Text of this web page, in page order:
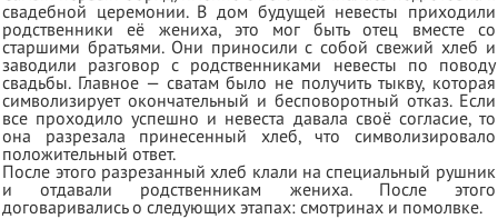
свадебной церемонии. В дом будущей невесты приходили
родственники её жениха, это мог быть отец вместе со
старшими братьями. Они приносили с собой свежий хлеб и
заводили разговор с родственниками невесты по поводу
свадьбы. Главное — сватам было не получить тыкву, которая
символизирует окончательный и бесповоротный отказ. Если
все проходило успешно и невеста давала своё согласие, то
она разрезала принесенный хлеб, что символизировало
положительный ответ.
После этого разрезанный хлеб клали на специальный рушник
и отдавали родственникам жениха. После этого
договаривались о следующих этапах: смотринах и помолвке.